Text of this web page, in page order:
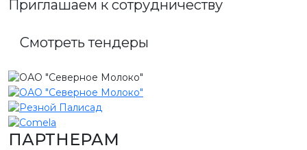
Приглашаем к сотрудничеству
Смотреть тендеры
ПАРТНЕРАМ